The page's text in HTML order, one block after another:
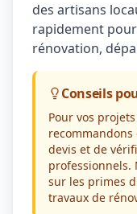
des artisans
rapidement
rénovation,
Conseils
Pour vos
devis et de
professionnels.
sur les primes
travaux de